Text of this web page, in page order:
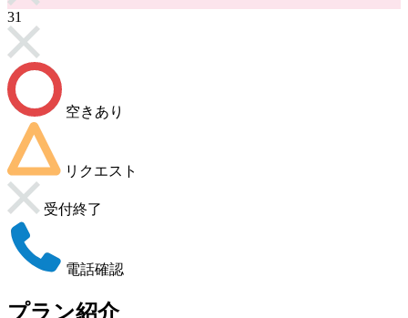
31
空きあり
リクエスト
受付終了
電話確認
プラン紹介